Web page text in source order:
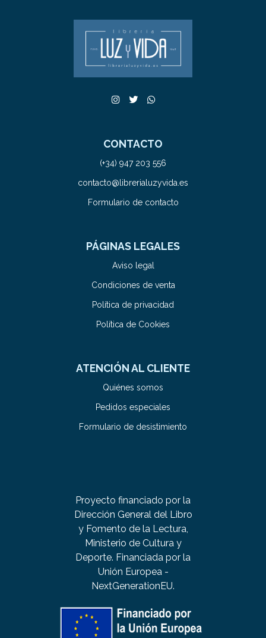
CONTACTO
(+34) 947 203 556
contacto@librerialuzyvida.es
Formulario de contacto
PÁGINAS LEGALES
Aviso legal
Condiciones de venta
Política de privacidad
Política de Cookies
ATENCIÓN AL CLIENTE
Quiénes somos
Pedidos especiales
Formulario de desistimiento
Proyecto financiado por la
Dirección General del Libro
y Fomento de la Lectura,
Ministerio de Cultura y
Deporte. Financiada por la
Unión Europea -
NextGenerationEU.